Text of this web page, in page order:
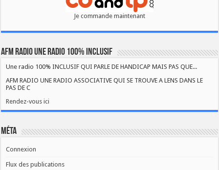
Je commande maintenant
AFM RADIO UNE RADIO 100% INCLUSIF
Une radio 100% INCLUSIF QUI PARLE DE HANDICAP MAIS PAS QUE...
AFM RADIO UNE RADIO ASSOCIATIVE QUI SE TROUVE A LENS DANS LE
PAS DE C
Rendez-vous ici
Méta
Connexion
Flux des publications